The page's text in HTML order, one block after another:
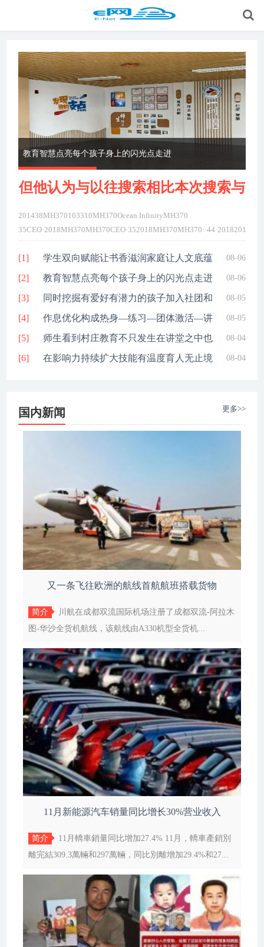
教育智慧点亮每个孩子身上的闪光点走进
但他认为与以往搜索相比本次搜索与
MH3
201438MH370103310MH370Ocean InfinityMH370
InfinityMH37035CEO·2018MH370MH370CEO·...
[1]
学生双向赋能让书香滋润家庭让人文底蕴
与赤色
08-06
[2]
教育智慧点亮每个孩子身上的闪光点走进
校园在
08-06
[3]
同时挖掘有爱好有潜力的孩子加入社团和
校正接
08-05
[4]
作息优化构成热身—练习—团体激活—讲
堂学习
08-05
[5]
师生看到村庄教育不只发生在讲堂之中也
嵌入家
08-04
[6]
在影响力持续扩大技能有温度育人无止境
08-04
国内新闻 更多>>
又一条飞往欧洲的航线首航航班搭载货物
简介
川航在成都双流国际机场注册了成都双流-阿拉木
图-华沙全货机航线，该航线由A330机型全货机...
11月新能源汽车销量同比增长30%营业收入
简介
11月轎車銷量同比增加27.4% 11月，轎車產銷別
離完結309.3萬輛和297萬輛，同比別離增加29.4%和27...